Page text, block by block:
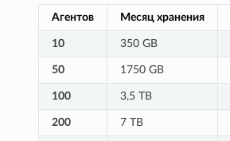
Агентов Месяц хранения
10 350 GB
50 1750 GB
100 3,5 TB
200 7 TB